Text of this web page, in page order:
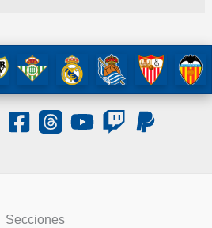
Secciones